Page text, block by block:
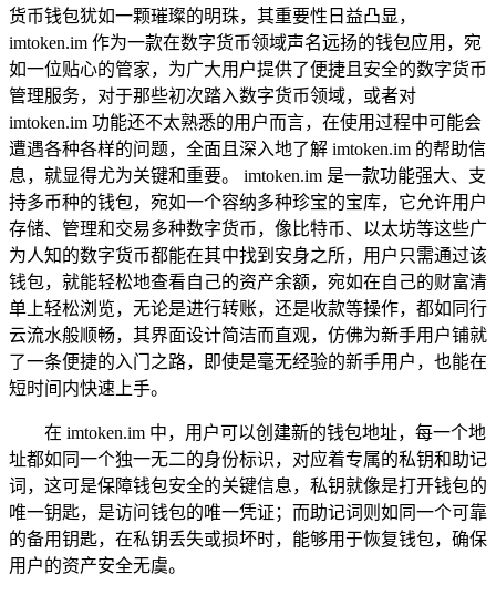
货币钱包犹如一颗璀璨的明珠，其重要性日益凸显，
imtoken.im 作为一款在数字货币领域声名远扬的钱包应用，宛
如一位贴心的管家，为广大用户提供了便捷且安全的数字货币
管理服务，对于那些初次踏入数字货币领域，或者对
imtoken.im 功能还不太熟悉的用户而言，在使用过程中可能会
遭遇各种各样的问题，全面且深入地了解 imtoken.im 的帮助信
息，就显得尤为关键和重要。 imtoken.im 是一款功能强大、支
持多币种的钱包，宛如一个容纳多种珍宝的宝库，它允许用户
存储、管理和交易多种数字货币，像比特币、以太坊等这些广
为人知的数字货币都能在其中找到安身之所，用户只需通过该
钱包，就能轻松地查看自己的资产余额，宛如在自己的财富清
单上轻松浏览，无论是进行转账，还是收款等操作，都如同行
云流水般顺畅，其界面设计简洁而直观，仿佛为新手用户铺就
了一条便捷的入门之路，即使是毫无经验的新手用户，也能在
短时间内快速上手。
在 imtoken.im 中，用户可以创建新的钱包地址，每一个地
址都如同一个独一无二的身份标识，对应着专属的私钥和助记
词，这可是保障钱包安全的关键信息，私钥就像是打开钱包的
唯一钥匙，是访问钱包的唯一凭证；而助记词则如同一个可靠
的备用钥匙，在私钥丢失或损坏时，能够用于恢复钱包，确保
用户的资产安全无虞。